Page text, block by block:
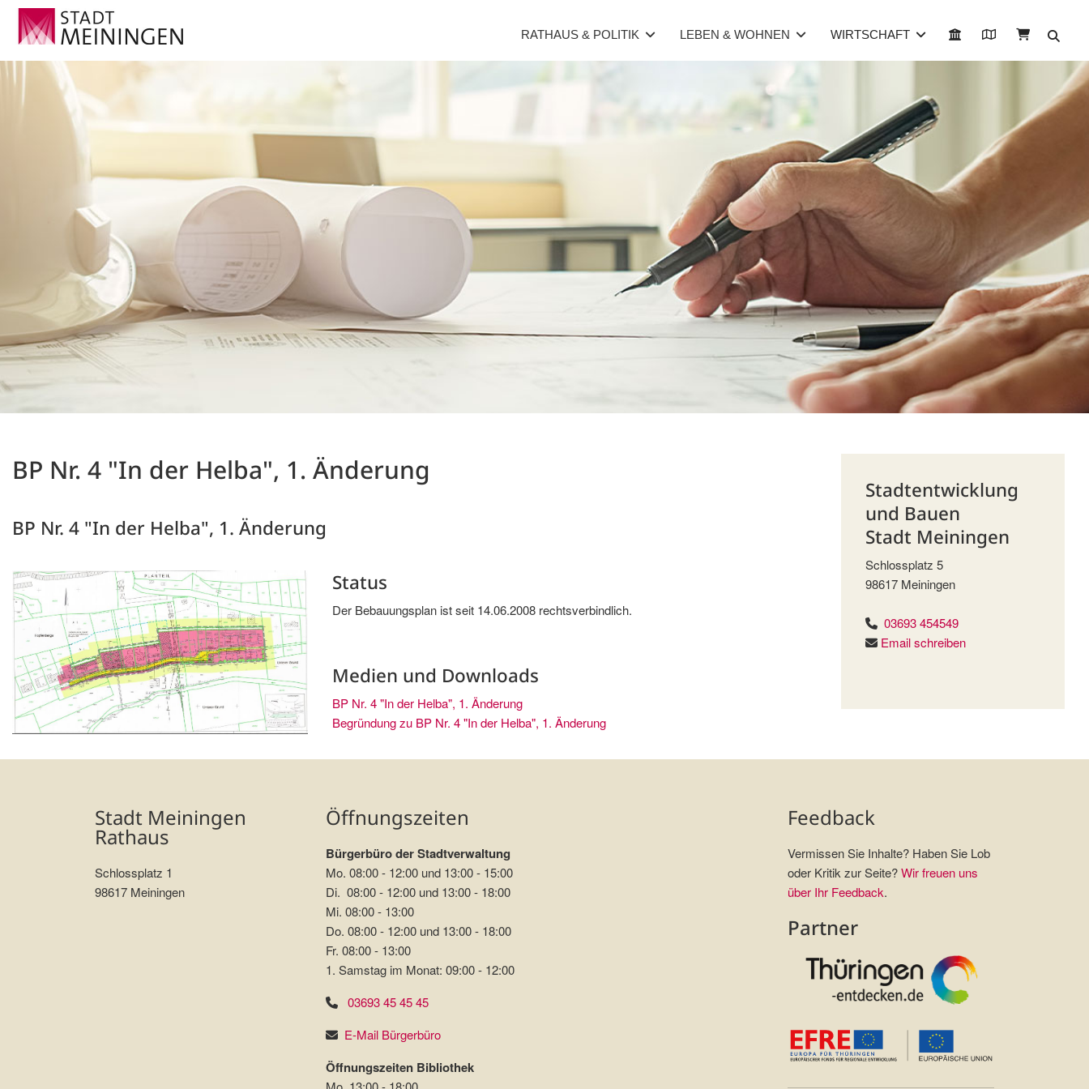
RATHAUS & POLITIK LEBEN & WOHNEN WIRTSCHAFT
BP Nr. 4 "In der Helba", 1. Änderung
BP Nr. 4 "In der Helba", 1. Änderung
Status
Der Bebauungsplan ist seit 14.06.2008 rechtsverbindlich.
Medien und Downloads
BP Nr. 4 "In der Helba", 1. Änderung
Begründung zu BP Nr. 4 "In der Helba", 1. Änderung
Stadtentwicklung
und Bauen
Stadt Meiningen
Schlossplatz 5
98617 Meiningen
03693 454549
Email schreiben
Stadt Meiningen
Rathaus
Schlossplatz 1
98617 Meiningen
Öffnungszeiten
Bürgerbüro der Stadtverwaltung
Mo. 08:00 - 12:00 und 13:00 - 15:00
Di. 08:00 - 12:00 und 13:00 - 18:00
Mi. 08:00 - 13:00
Do. 08:00 - 12:00 und 13:00 - 18:00
Fr. 08:00 - 13:00
1. Samstag im Monat: 09:00 - 12:00
03693 45 45 45
E-Mail Bürgerbüro
Öffnungszeiten Bibliothek
Feedback
Vermissen Sie Inhalte? Haben Sie Lob
oder Kritik zur Seite?Wir freuen uns
über Ihr Feedback.
Partner